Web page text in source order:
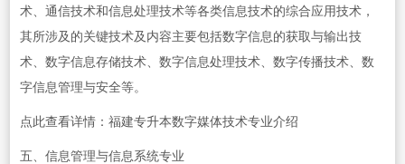
术、通信技术和信息处理技术等各类信息技术的综合应用技术，
其所涉及的关键技术及内容主要包括数字信息的获取与输出技
术、数字信息存储技术、数字信息处理技术、数字传播技术、数
字信息管理与安全等。
点此查看详情：福建专升本数字媒体技术专业介绍
五、信息管理与信息系统专业